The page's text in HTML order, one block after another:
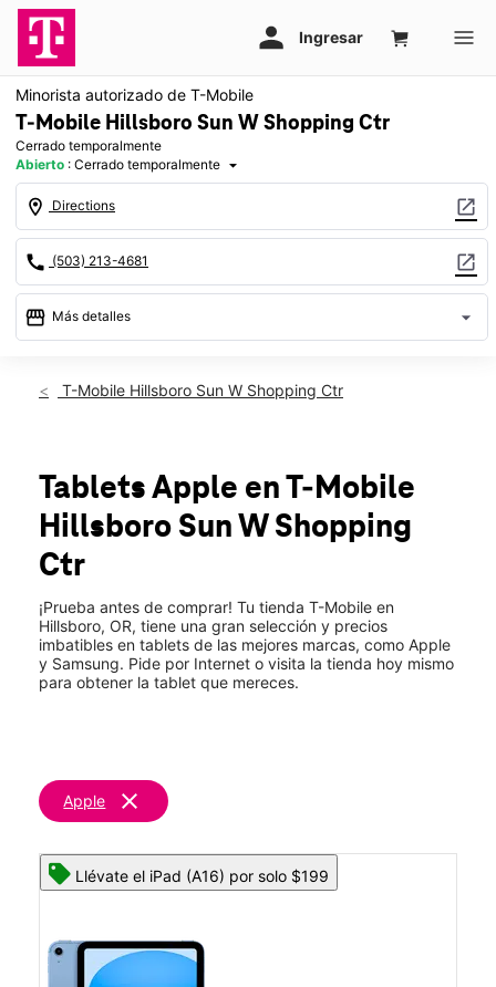
Minorista autorizado de T-Mobile
T-Mobile Hillsboro Sun W Shopping Ctr
Cerrado temporalmente
Abierto : Cerrado temporalmente arrow_drop_down
location_on Directions open_in_new
call (503) 213-4681 open_in_new
storefront Más detalles arrow_drop_down
access_time
Dom.: cerrado temporalmente
Mié.:Cerrado temporalmente
Jue.:Cerrado temporalmente
Vie.: Cerrado temporalmente
location_on
Esta tienda está cerrada temporalmente. Estaremos
encantados de atenderte en una tienda cercana y
T-Mobile Hillsboro Sun W Shopping Ctr
Tablets Apple en T-Mobile
Hillsboro Sun W Shopping
Ctr
¡Prueba antes de comprar! Tu tienda T-Mobile en
Hillsboro, OR, tiene una gran selección y precios
imbatibles en tablets de las mejores marcas, como Apple
y Samsung. Pide por Internet o visita la tienda hoy mismo
para obtener la tablet que mereces.
Apple clear
Llévate el iPad (A16) por solo $199